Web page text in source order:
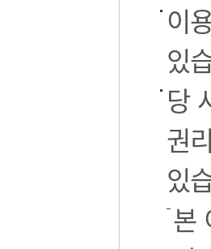
이
있
당
권
있
본